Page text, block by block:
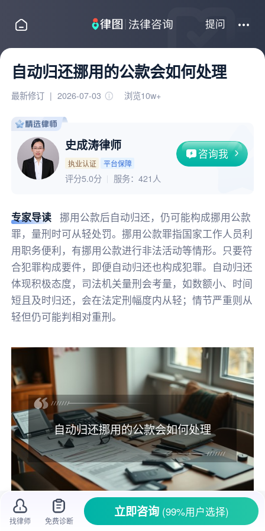
提问
自动归还挪用的公款会如何处理
最新修订 | 2026-07-03 浏览10w+
史成涛律师
执业认证 平台保障
咨询我
评分5.0分 服务： 421人
专家导读
挪用公款后自动归还，仍可能构成挪用公款
罪，量刑时可从轻处罚。挪用公款罪指国家工作人员利
用职务便利，有挪用公款进行非法活动等情形。只要符
合犯罪构成要件，即便自动归还也构成犯罪。自动归还
体现积极态度，司法机关量刑会考量，如数额小、时间
短且及时归还，会在法定刑幅度内从轻；情节严重则从
轻但仍可能判相对重刑。
自动归还挪用的公款会如何处理
找律师 免费诊断
立即咨询 (99%用户选择)